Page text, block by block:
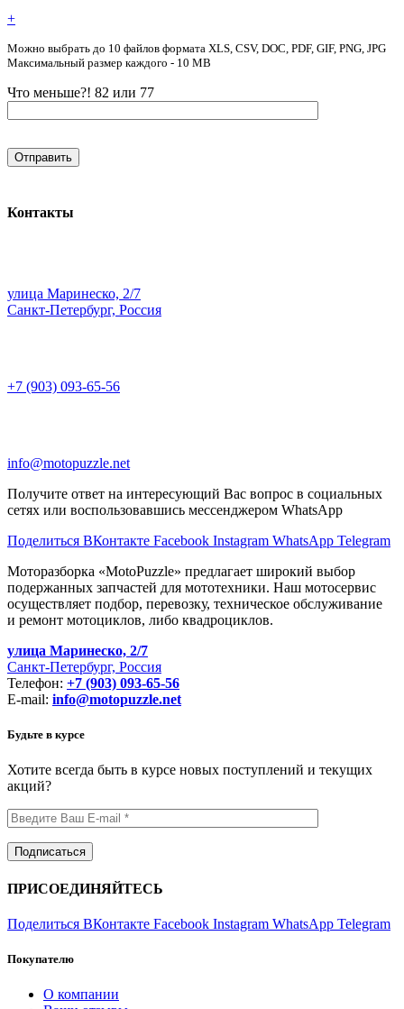
+
Можно выбрать до 10 файлов формата XLS, CSV, DOC, PDF, GIF, PNG, JPG
Максимальный размер каждого - 10 MB
Что меньше?! 82 или 77
Контакты
улица Маринеско, 2/7
Санкт-Петербург, Россия
+7 (903) 093-65-56
info@motopuzzle.net
Получите ответ на интересующий Вас вопрос в социальных
сетях или воспользовавшись мессенджером WhatsApp
Поделиться ВКонтакте Facebook Instagram WhatsApp Telegram
Моторазборка «MotoPuzzle» предлагает широкий выбор
подержанных запчастей для мототехники. Наш мотосервис
осуществляет подбор, перевозку, техническое обслуживание
и ремонт мотоциклов, либо квадроциклов.
улица Маринеско, 2/7
Санкт-Петербург, Россия
Телефон: +7 (903) 093-65-56
E-mail: info@motopuzzle.net
Будьте в курсе
Хотите всегда быть в курсе новых поступлений и текущих
акций?
ПРИСОЕДИНЯЙТЕСЬ
Поделиться ВКонтакте Facebook Instagram WhatsApp Telegram
Покупателю
О компании